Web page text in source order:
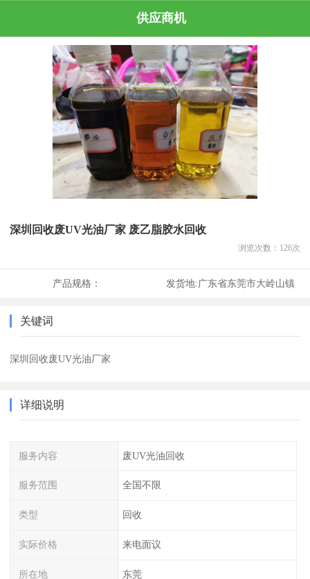
供应商机
深圳回收废UV光油厂家 废乙脂胶水回收
浏览次数： 126次
产品规格： 发货地:广东省东莞市大岭山镇
关键词
深圳回收废UV光油厂家
详细说明
服务内容 废UV光油回收
服务范围 全国不限
类型 回收
实际价格 来电面议
所在地 东莞